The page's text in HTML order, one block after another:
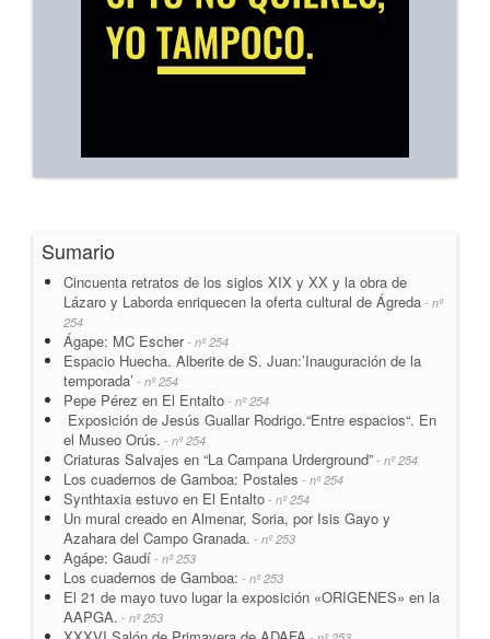
Sumario
Cincuenta retratos de los siglos XIX y XX y la obra de
Lázaro y Laborda enriquecen la oferta cultural de Ágreda - nº
254
Ágape: MC Escher- nº 254
Espacio Huecha. Alberite de S. Juan:’Inauguración de la
temporada’ - nº 254
Pepe Pérez en El Entalto - nº 254
Exposición de Jesús Guallar Rodrigo.“Entre espacios“. En
el Museo Orús. - nº 254
Criaturas Salvajes en “La Campana Urderground” - nº 254
Los cuadernos de Gamboa: Postales - nº 254
Synthtaxia estuvo en El Entalto - nº 254
Un mural creado en Almenar, Soria, por Isis Gayo y
Azahara del Campo Granada. - nº 253
Agápe: Gaudí - nº 253
Los cuadernos de Gamboa: - nº 253
El 21 de mayo tuvo lugar la exposición «ORIGENES» en la
AAPGA. - nº 253